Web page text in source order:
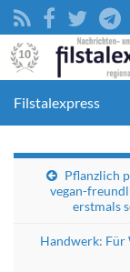
Filstalexpress
Pflanzlich
vegan-
erstmals
Handwerk: Für